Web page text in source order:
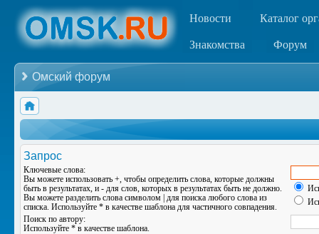
Новости Каталог
Знакомства Форум
Омский форум
Запрос
Ключевые слова:
Вы можете использовать +, чтобы определить слова, которые должны
быть в результатах, и - для слов, которых в результатах быть не должно.
Вы можете разделить слова символом для поиска любого слова из
списка. Используйте * в качестве шаблона для частичного совпадения.
Поиск по автору:
Используйте * в качестве шаблона.